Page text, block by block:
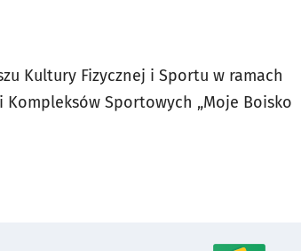
Kultury Fizycznej i Sportu w ramach
Sportowych „Moje Boisko